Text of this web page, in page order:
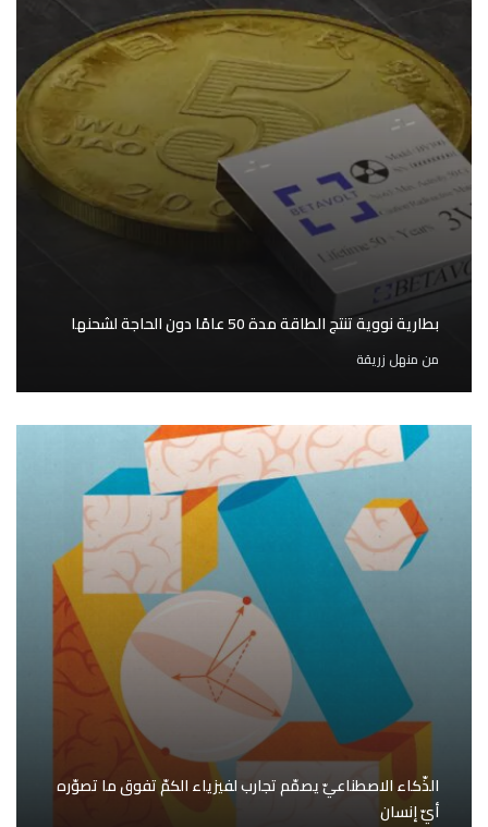
بطارية نووية تنتج الطاقة مدة 50 عامًا دون الحاجة لشحنها
من منهل زريقة
الذّكاء الاصطناعيّ يصمّم تجارب لفيزياء الكمّ تفوق ما تصوّره
أيّ إنسان